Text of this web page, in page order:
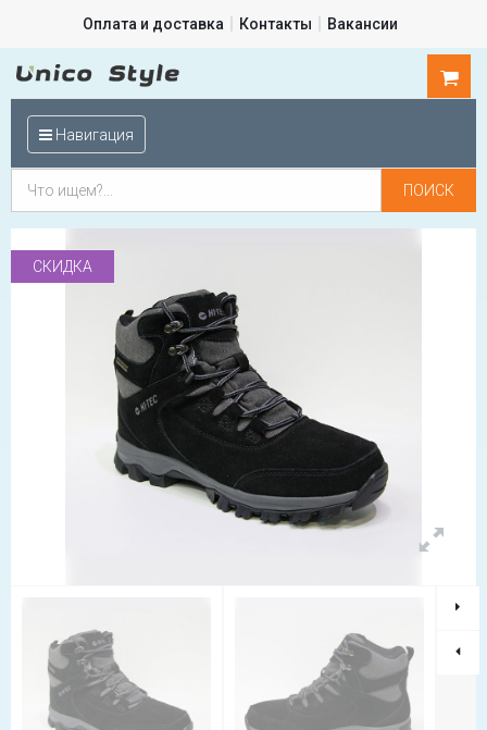
Оплата и доставка Контакты Вакансии
Навигация
СКИДКА